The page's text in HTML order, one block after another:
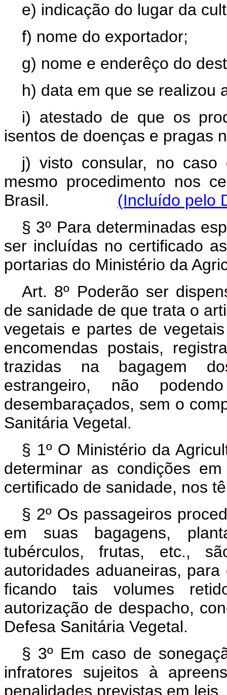
e) indicação do lugar da
f) nome do exportador;
g) nome e enderêço do
h) data em que se realizou
i) atestado de que os
isentos de doenças e pragas
j) visto consular, no
mesmo procedimento nos
Brasil.
(Incluído pelo
§ 3º Para determinadas
ser incluídas no certificado
portarias do Ministério da
Art. 8º Poderão ser
de sanidade de que trata o
vegetais e partes de
encomendas postais,
trazidas na bagagem
estrangeiro, não
desembaraçados, sem o
Sanitária Vegetal.
§ 1º O Ministério da
determinar as condições
certificado de sanidade, nos
§ 2º Os passageiros
em suas bagagens,
tubérculos, frutas, etc.,
autoridades aduaneiras,
ficando tais volumes
autorização de despacho,
Defesa Sanitária Vegetal.
§ 3º Em caso de
infratores sujeitos à
penalidades previstas em leis.